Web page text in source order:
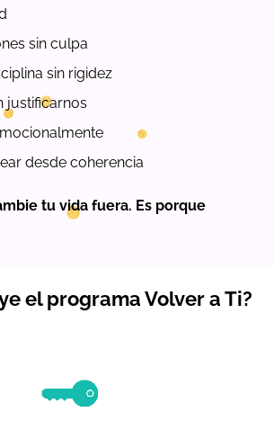
sin culpa
sin rigidez
justificarnos
desde coherencia
tu vida fuera. Es porque
el programa Volver a Ti?